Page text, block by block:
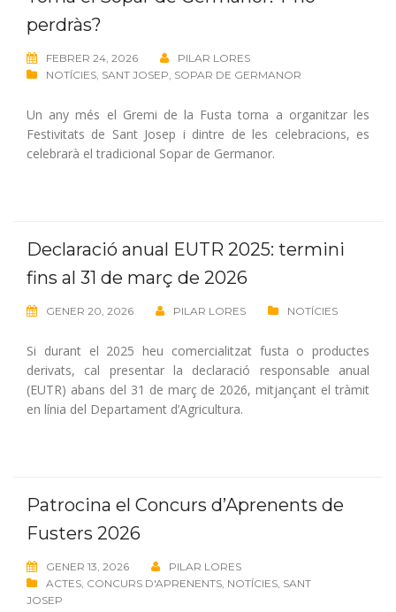
perdràs?
FEBRER 24, 2026
PILAR LORES
NOTÍCIES, SANT JOSEP, SOPAR DE GERMANOR
Un any més el Gremi de la Fusta torna a organitzar les
Festivitats de Sant Josep i dintre de les celebracions, es
celebrarà el tradicional Sopar de Germanor.
Declaració anual EUTR 2025: termini
fins al 31 de març de 2026
GENER 20, 2026 PILAR LORES NOTÍCIES
Si durant el 2025 heu comercialitzat fusta o productes
derivats, cal presentar la declaració responsable anual
(EUTR) abans del 31 de març de 2026, mitjançant el tràmit
en línia del Departament d’Agricultura.
Patrocina el Concurs d’Aprenents de
Fusters 2026
GENER 13, 2026
PILAR LORES
ACTES, CONCURS D'APRENENTS, NOTÍCIES, SANT
JOSEP